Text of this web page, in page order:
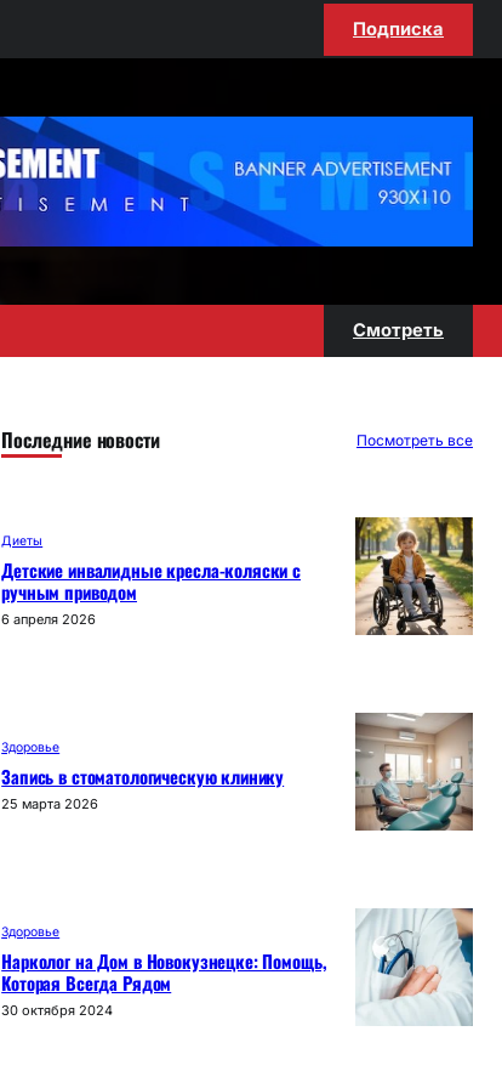
Подписка
Смотреть
Последние новости Посмотреть все
Диеты
Детские инвалидные кресла-коляски с
ручным приводом
6 апреля 2026
Здоровье
Запись в стоматологическую клинику
25 марта 2026
Здоровье
Нарколог на Дом в Новокузнецке: Помощь,
Которая Всегда Рядом
30 октября 2024